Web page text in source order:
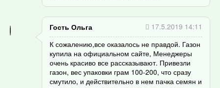
Гость Ольга
17.5.2019 14:11
К сожалению,все оказалось не правдой. Газон
купила на официальном сайте, Менеджеры
очень красиво все рассказывают. Привезли
газон, вес упаковки грам 100-200, что сразу
смутило, и действительно в нем пачка семян и